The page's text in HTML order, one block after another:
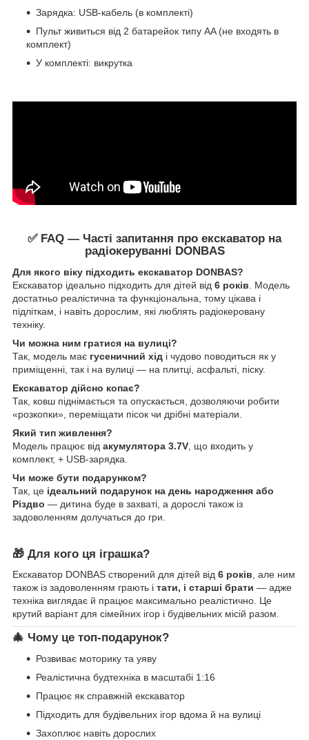
Зарядка: USB-кабель (в комплекті)
Пульт живиться від 2 батарейок типу AA (не входять в
комплект)
У комплекті: викрутка
✅ FAQ — Часті запитання про екскаватор на
радіокеруванні DONBAS
Для якого віку підходить екскаватор DONBAS?
Екскаватор ідеально підходить для дітей від 6 років . Модель
достатньо реалістична та функціональна, тому цікава і
підліткам, і навіть дорослим, які люблять радіокеровану
техніку.
Чи можна ним гратися на вулиці?
Так, модель має гусеничний хід і чудово поводиться як у
приміщенні, так і на вулиці — на плитці, асфальті, піску.
Екскаватор дійсно копає?
Так, ковш піднімається та опускається, дозволяючи робити
«розкопки», переміщати пісок чи дрібні матеріали.
Який тип живлення?
Модель працює від акумулятора 3.7V , що входить у
комплект, + USB-зарядка.
Чи може бути подарунком?
Так, це ідеальний подарунок на день народження або
Різдво — дитина буде в захваті, а дорослі також із
задоволенням долучаться до гри.
🎁 Для кого ця іграшка?
Екскаватор DONBAS створений для дітей від 6 років, але ним
також із задоволенням грають і тати, і старші брати — адже
техніка виглядає й працює максимально реалістично. Це
крутий варіант для сімейних ігор і будівельних місій разом.
🎄 Чому це топ-подарунок?
Розвиває моторику та уяву
Реалістична будтехніка в масштабі 1:16
Працює як справжній екскаватор
Підходить для будівельних ігор вдома й на вулиці
Захоплює навіть дорослих